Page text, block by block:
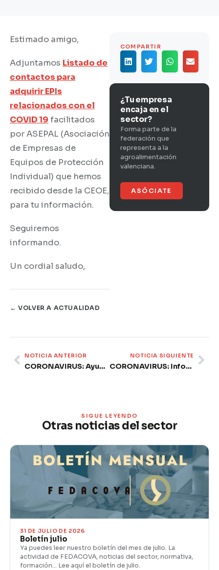
Estimado amigo,
Adjuntamos Listado de
contactos para
adquirir EPIs
relacionados con el
COVID 19 facilitados
por ASEPAL (Asociación
de Empresas de
Equipos de Protección
Individual) que hemos
recibido desde la CEOE,
para tu información.
Seguiremos
informando.
Un cordial saludo,
← VOLVER A ACTUALIDAD
COMPARTIR
¿Tu empresa
encaja en el
sector?
Forma parte de la
federación que
representa a la
agroalimentación
valenciana.
ASÓCIATE
Prev
NOTICIA ANTERIOR
CORONAVIRUS: Ayudas GVA autónomos crisis sanitaria por Covid-19.
NOTICIA SIGUIENTE
CORONAVIRUS: Informe Inspección de Trabajo y SS.
SIGUE LEYENDO
Otras noticias del sector
31 DE JULIO DE 2026
Boletín julio
Ya puedes leer nuestro boletín del mes de julio. La
actividad de FEDACOVA, noticias del sector, normativa,
formación… Lee aquí el boletín de julio.